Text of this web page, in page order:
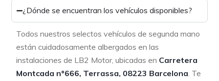
¿Dónde se encuentran los vehículos disponibles?
Todos nuestros selectos vehículos de segunda mano
están cuidadosamente albergados en las
instalaciones de LB2 Motor, ubicadas en Carretera
Montcada nº666, Terrassa, 08223 Barcelona. Te